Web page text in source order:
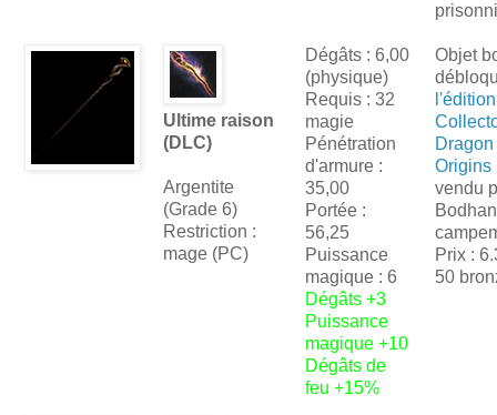
Ultime raison
(DLC)
Argentite
(Grade 6)
Restriction :
mage (PC)
Dégâts : 6,00
(physique)
Requis : 32
magie
Pénétration
d'armure :
35,00
Portée :
56,25
Puissance
magique : 6
Dégâts +3
Puissance
magique +10
Dégâts de
feu +15%
Objet
l'édition
Origins
vendu
Prix :
50